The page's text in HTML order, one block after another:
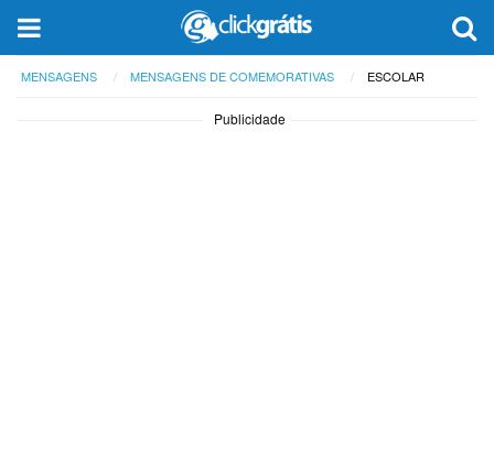
MENSAGENS MENSAGENS DE COMEMORATIVAS ESCOLAR
Publicidade